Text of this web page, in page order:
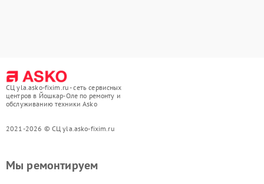
СЦ yla.asko-fixim.ru - сеть сервисных
центров в Йошкар-Оле по ремонту и
обслуживанию техники Asko
2021-2026 © СЦ yla.asko-fixim.ru
Мы ремонтируем